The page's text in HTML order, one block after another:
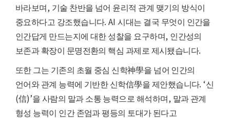
바라보며 , 기술 찬반을 넘어 윤리적 관계 맺기의 방식이
중요하다고 강조했습니다. AI시대는 결국 무엇이 인간을
인간답게 만드는지에 대한 성찰을 요구하며, 인간성의
보존과 확장이 문명전환의 핵심 과제로 제시됐습니다.
또한 그는 기존의 초월 중심 신학神學을 넘어 인간의
언어와 관계 능력에 기반한 신학信學을 제안했습니다. ‘신
(信)’을 사람의 말과 소통 능력으로 해석하며 , 말과 관계
형성 능력이 인간 존엄과 평등의 토대가 된다고